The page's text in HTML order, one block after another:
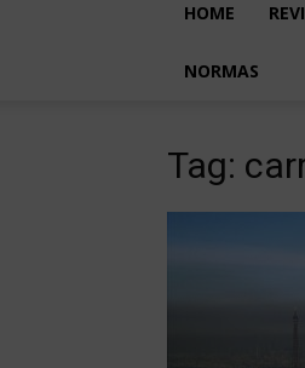
HOME
NORMAS
Tag: